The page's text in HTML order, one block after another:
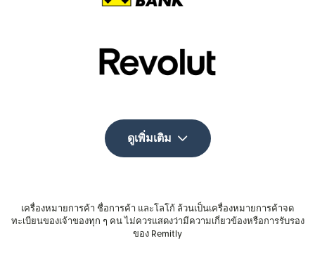
ดูเพิ่มเติม
เครื่องหมายการค้า ชื่อการค้า และโลโก้ ล้วนเป็นเครื่องหมายการค้าจด
ทะเบียนของเจ้าของทุก ๆ คน ไม่ควรแสดงว่ามีความเกี่ยวข้องหรือการรับรอง
ของ Remitly